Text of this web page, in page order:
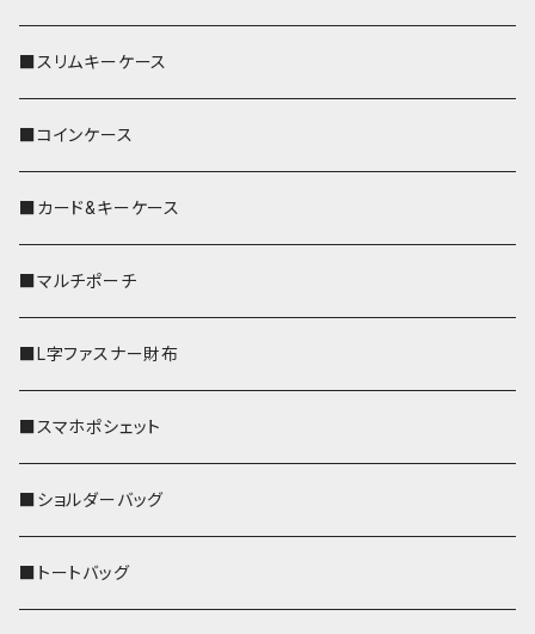
■スリムキーケース
■コインケース
■カード&キーケース
■マルチポーチ
■L字ファスナー財布
■スマホポシェット
■ショルダーバッグ
■トートバッグ